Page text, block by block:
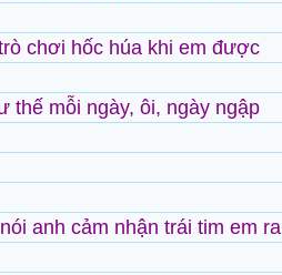
chơi hốc húa khi em được
thế mỗi ngày, ôi, ngày ngập
anh cảm nhận trái tim em ra